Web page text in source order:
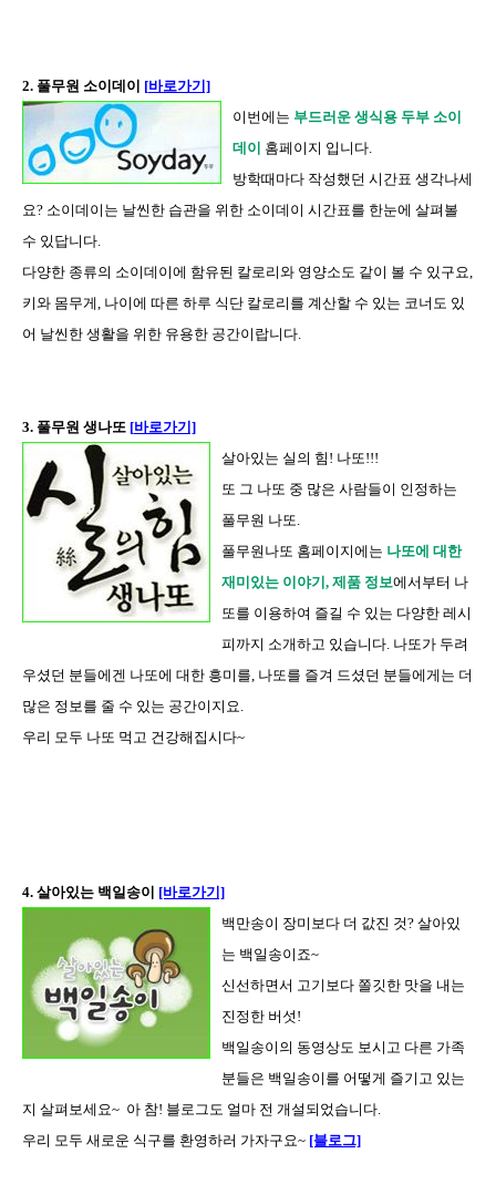
2. 풀무원 소이데이 [바로가기]
이번에는 부드러운 생식용 두부 소이
데이 홈페이지 입니다.
방학때마다 작성했던 시간표 생각나세
요? 소이데이는 날씬한 습관을 위한 소이데이 시간표를 한눈에 살펴볼
수 있답니다.
다양한 종류의 소이데이에 함유된 칼로리와 영양소도 같이 볼 수 있구요,
키와 몸무게, 나이에 따른 하루 식단 칼로리를 계산할 수 있는 코너도 있
어 날씬한 생활을 위한 유용한 공간이랍니다.
3. 풀무원 생나또 [바로가기]
살아있는 실의 힘 ! 나또!!!
또 그 나또 중 많은 사람들이 인정하는
풀무원 나또.
풀무원나또 홈페이지에는 나또에 대한
재미있는 이야기, 제품 정보에서부터 나
또를 이용하여 즐길 수 있는 다양한 레시
피까지 소개하고 있습니다. 나또가 두려
우셨던 분들에겐 나또에 대한 흥미를, 나또를 즐겨 드셨던 분들에게는 더
많은 정보를 줄 수 있는 공간이지요.
우리 모두 나또 먹고 건강해집시다~
4. 살아있는 백일송이 [바로가기]
백만송이 장미보다 더 값진 것? 살아있
는 백일송이죠~
신선하면서 고기보다 쫄깃한 맛을 내는
진정한 버섯!
백일송이의 동영상도 보시고 다른 가족
분들은 백일송이를 어떻게 즐기고 있는
지 살펴보세요~ 아 참! 블로그도 얼마 전 개설되었습니다.
우리 모두 새로운 식구를 환영하러 가자구요~ [블로그]